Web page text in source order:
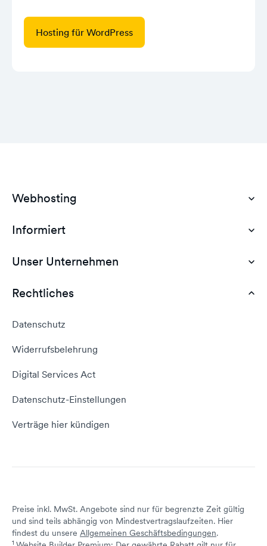
Hosting für WordPress
Webhosting
Domain Hosting
Günstiges Webhosting
Domain umziehen
E-Mail-Domain
Server Hosting
Informiert
Dokumente
WordPress Tutorial
Unser Unternehmen
AGB
Kontakt aufnehmen
Empfehlungsprogramm
Domain Reseller
Status dogado.de
Rechtliches
Datenschutz
Widerrufsbelehrung
Digital Services Act
Datenschutz-Einstellungen
Verträge hier kündigen
Preise inkl. MwSt. Angebote sind nur für begrenzte Zeit gültig
und sind teils abhängig von Mindestvertragslaufzeiten. Hier
findest du unsere Allgemeinen Geschäftsbedingungen.
1